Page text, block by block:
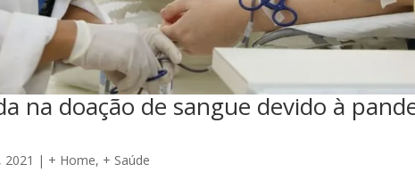
na doação de sangue devido à
2021 | + Home, + Saúde